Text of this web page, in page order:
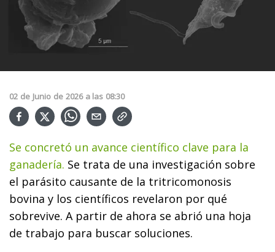
02 de Junio de 2026 a las 08:30
Se concretó un avance científico clave para la
ganadería. Se trata de una investigación sobre
el parásito causante de la tritricomonosis
bovina y los científicos revelaron por qué
sobrevive. A partir de ahora se abrió una hoja
de trabajo para buscar soluciones.